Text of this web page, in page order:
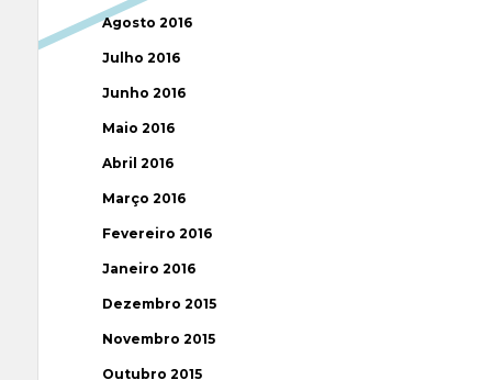
Agosto 2016
Julho 2016
Junho 2016
Maio 2016
Abril 2016
Março 2016
Fevereiro 2016
Janeiro 2016
Dezembro 2015
Novembro 2015
Outubro 2015